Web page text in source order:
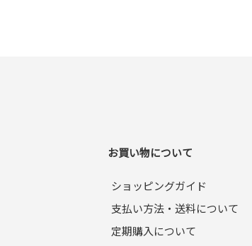
お買い物について
ショッピングガイド
支払い方法・送料について
定期購入について